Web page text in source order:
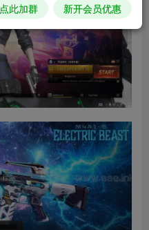
点此加群 新开会员优惠